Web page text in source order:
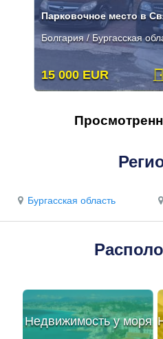
Парковочное место в
Болгария / Бургасская
15 000 EUR
Бургасская область
Недвижимость у моря